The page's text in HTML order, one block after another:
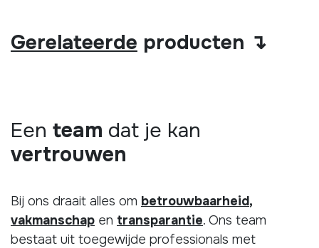
Gerelateerde producten ↴
Een team dat je kan
vertrouwen
Bij ons draait alles om betrouwbaarheid,
vakmanschap en transparantie. Ons team
bestaat uit toegewijde professionals met